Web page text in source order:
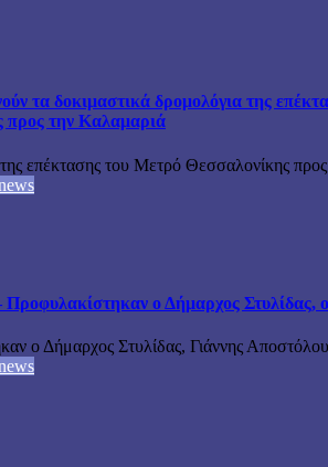
τα δοκιμαστικά δρομολόγια της
προς την Καλαμαριά
επέκτασης του Μετρό Θεσσαλονίκης
ο Δήμαρχος Στυλίδας, ο
ο Δήμαρχος Στυλίδας, Γιάννης